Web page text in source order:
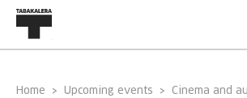
Home Upcoming events
Cinema and